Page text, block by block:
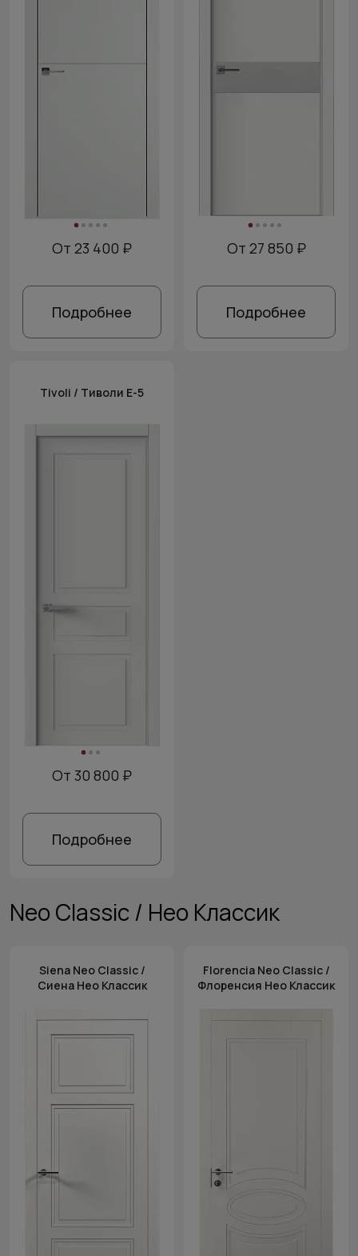
От 23 400 ₽
Подробнее
От 27 850 ₽
Подробнее
Tivoli / Тиволи Е-5
От 30 800 ₽
Подробнее
Neo Classic / Нео Классик
Siena Neo Classic /
Сиена Нео Классик
Florencia Neo Classic /
Флоренсия Нео Классик